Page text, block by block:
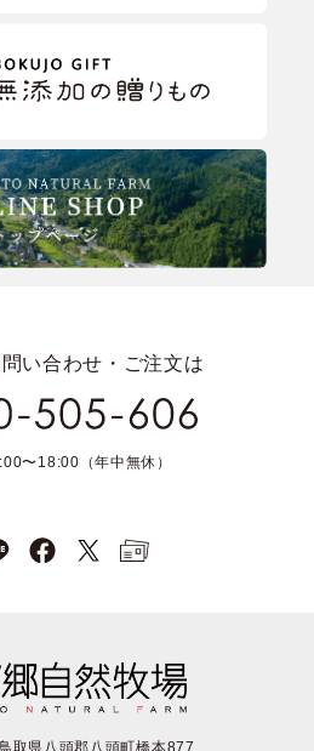
い合わせ・ご注文は
〜18:00（年中無休）
取県八頭郡八頭町橋本877